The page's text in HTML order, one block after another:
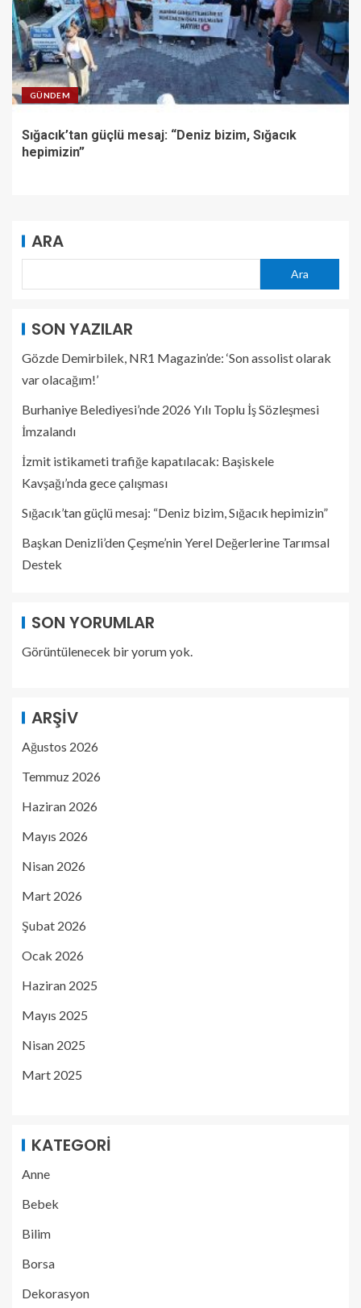
GÜNDEM
Sığacık’tan güçlü mesaj: “Deniz bizim, Sığacık
hepimizin”
ARA
Ara
SON YAZILAR
Gözde Demirbilek, NR1 Magazin’de: ‘Son assolist olarak
var olacağım!’
Burhaniye Belediyesi’nde 2026 Yılı Toplu İş Sözleşmesi
İmzalandı
İzmit istikameti trafiğe kapatılacak: Başiskele
Kavşağı’nda gece çalışması
Sığacık’tan güçlü mesaj: “Deniz bizim, Sığacık hepimizin”
Başkan Denizli’den Çeşme’nin Yerel Değerlerine Tarımsal
Destek
SON YORUMLAR
Görüntülenecek bir yorum yok.
ARŞIV
Ağustos 2026
Temmuz 2026
Haziran 2026
Mayıs 2026
Nisan 2026
Mart 2026
Şubat 2026
Ocak 2026
Haziran 2025
Mayıs 2025
Nisan 2025
Mart 2025
KATEGORI
Anne
Bebek
Bilim
Borsa
Dekorasyon